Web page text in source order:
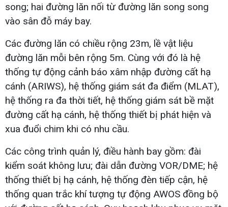
song; hai đường lăn nối từ đường lăn song song
vào sân đỗ máy bay.
Các đường lăn có chiều rộng 23m, lề vật liệu
đường lăn mỗi bên rộng 5m. Cùng với đó là hệ
thống tự động cảnh báo xâm nhập đường cất hạ
cánh (ARIWS), hệ thống giám sát đa điểm (MLAT),
hệ thống ra đa thời tiết, hệ thống giám sát bề mặt
đường cất hạ cánh, hệ thống thiết bị phát hiện và
xua đuổi chim khi có nhu cầu.
Các công trình quản lý, điều hành bay gồm: đài
kiểm soát không lưu; đài dẫn đường VOR/DME; hệ
thống thiết bị hạ cánh, hệ thống đèn tiếp cận, hệ
thống quan trắc khí tượng tự động AWOS đồng bộ